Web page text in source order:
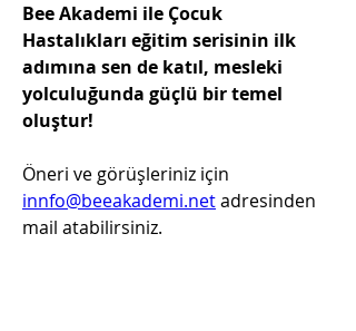
Bee Akademi ile Çocuk
Hastalıkları eğitim serisinin ilk
adımına sen de katıl, mesleki
yolculuğunda güçlü bir temel
oluştur!
Öneri ve görüşleriniz için
innfo@beeakademi.net adresinden
mail atabilirsiniz.